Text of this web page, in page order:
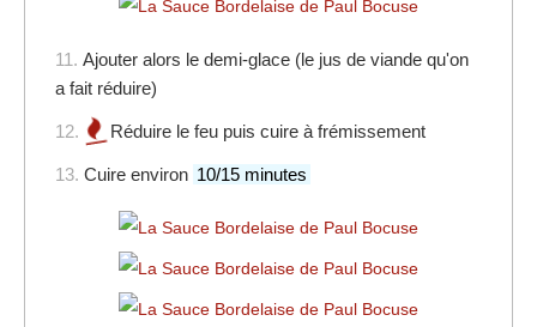
11. Ajouter alors le demi-glace (le jus de viande qu'on
a fait réduire)
12. Réduire le feu puis cuire à frémissement
13. Cuire environ 10/15 minutes